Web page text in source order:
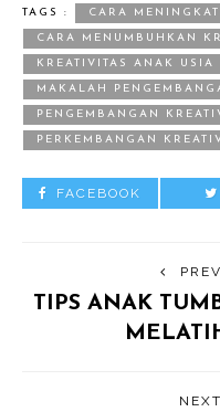
TAGS : CARA
CARA MENUMBUHKAN
KREATIVITAS ANAK USIA
MAKALAH
PENGEMBANGAN
PERKEMBANGAN
FACEBOOK
TIPS ANAK